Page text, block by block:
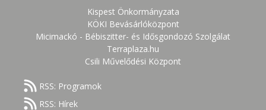
Kispest Önkormányzata
KÖKI Bevásárlóközpont
Micimackó - Bébiszitter- és Idősgondozó Szolgálat
Terraplaza.hu
Csili Művelődési Központ
RSS: Programok
RSS: Hírek